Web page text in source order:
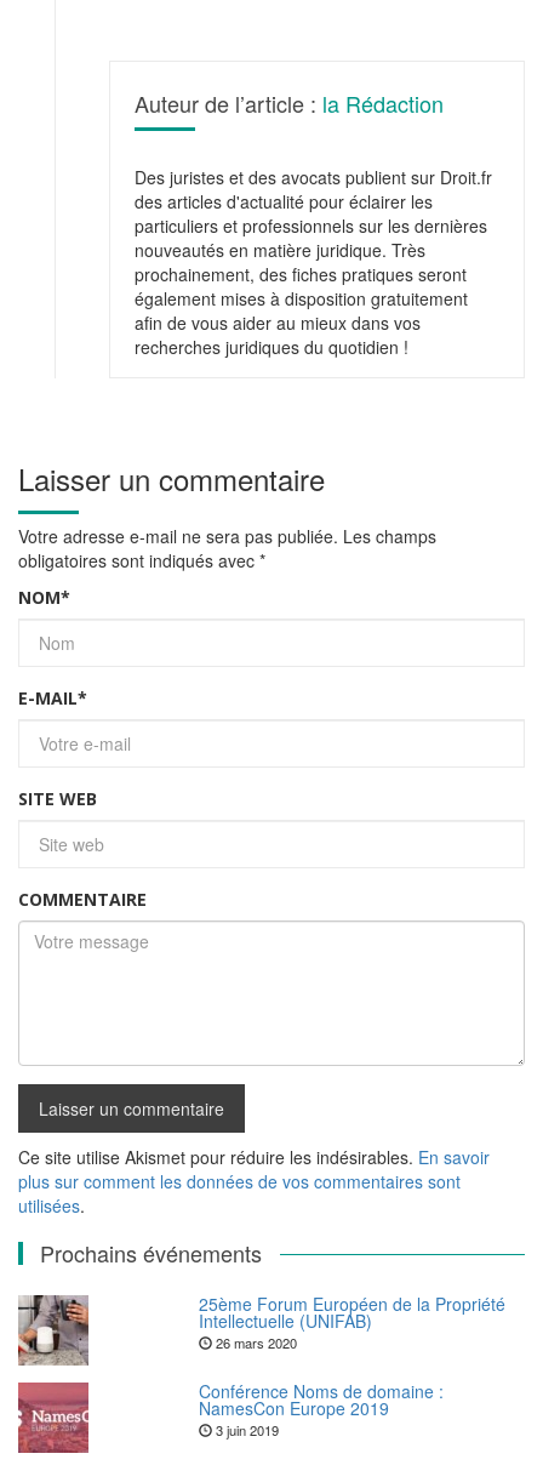
Auteur de l’article : la Rédaction
Des juristes et des avocats publient sur Droit.fr
des articles d'actualité pour éclairer les
particuliers et professionnels sur les dernières
nouveautés en matière juridique. Très
prochainement, des fiches pratiques seront
également mises à disposition gratuitement
afin de vous aider au mieux dans vos
recherches juridiques du quotidien !
Laisser un commentaire
Votre adresse e-mail ne sera pas publiée. Les champs
obligatoires sont indiqués avec *
NOM*
E-MAIL*
SITE WEB
COMMENTAIRE
Ce site utilise Akismet pour réduire les indésirables. En savoir
plus sur comment les données de vos commentaires sont
utilisées.
Prochains événements
25ème Forum Européen de la Propriété
Intellectuelle (UNIFAB)
26 mars 2020
Conférence Noms de domaine :
NamesCon Europe 2019
3 juin 2019